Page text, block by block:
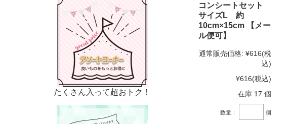
コンシートセット
サイズL 約
10cm×15cm 【メー
ル便可】
通常販売価格: ¥616(税
込)
¥616(税込)
在庫 17 個
数量： 個
たくさん入って超おトク！